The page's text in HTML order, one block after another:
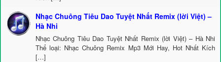
Nhạc Chuông Tiêu Dao Tuyệt Nhất Remix (lời Việt) –
Hà Nhi
Nhạc Chuông Tiêu Dao Tuyệt Nhất Remix (lời Việt) – Hà Nhi
Thể loại: Nhạc Chuông Remix Mp3 Mới Hay, Hot Nhất Kích
[…]